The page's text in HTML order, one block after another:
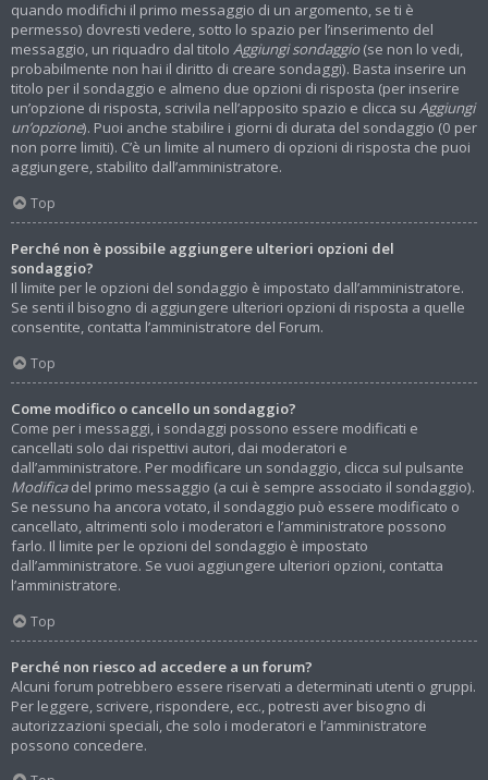
quando modifichi il primo messaggio di un argomento, se ti è
permesso) dovresti vedere, sotto lo spazio per l’inserimento del
messaggio, un riquadro dal titolo Aggiungi sondaggio(se non lo vedi,
probabilmente non hai il diritto di creare sondaggi). Basta inserire un
titolo per il sondaggio e almeno due opzioni di risposta (per inserire
un’opzione di risposta, scrivila nell’apposito spazio e clicca su Aggiungi
un’opzione). Puoi anche stabilire i giorni di durata del sondaggio (0 per
non porre limiti). C’è un limite al numero di opzioni di risposta che puoi
aggiungere, stabilito dall’amministratore.
Top
Perché non è possibile aggiungere ulteriori opzioni del
sondaggio?
Il limite per le opzioni del sondaggio è impostato dall’amministratore.
Se senti il bisogno di aggiungere ulteriori opzioni di risposta a quelle
consentite, contatta l’amministratore del Forum.
Top
Come modifico o cancello un sondaggio?
Come per i messaggi, i sondaggi possono essere modificati e
cancellati solo dai rispettivi autori, dai moderatori e
dall’amministratore. Per modificare un sondaggio, clicca sul pulsante
Modificadel primo messaggio (a cui è sempre associato il sondaggio).
Se nessuno ha ancora votato, il sondaggio può essere modificato o
cancellato, altrimenti solo i moderatori e l’amministratore possono
farlo. Il limite per le opzioni del sondaggio è impostato
dall’amministratore. Se vuoi aggiungere ulteriori opzioni, contatta
l’amministratore.
Top
Perché non riesco ad accedere a un forum?
Alcuni forum potrebbero essere riservati a determinati utenti o gruppi.
Per leggere, scrivere, rispondere, ecc., potresti aver bisogno di
autorizzazioni speciali, che solo i moderatori e l’amministratore
possono concedere.